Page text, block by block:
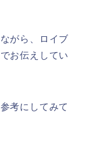
がら、ロイブ
お伝えしてい
考にしてみて